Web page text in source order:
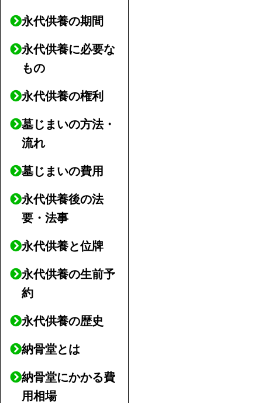
永代供養の期間
永代供養に必要な
もの
永代供養の権利
墓じまいの方法・
流れ
墓じまいの費用
永代供養後の法
要・法事
永代供養と位牌
永代供養の生前予
約
永代供養の歴史
納骨堂とは
納骨堂にかかる費
用相場